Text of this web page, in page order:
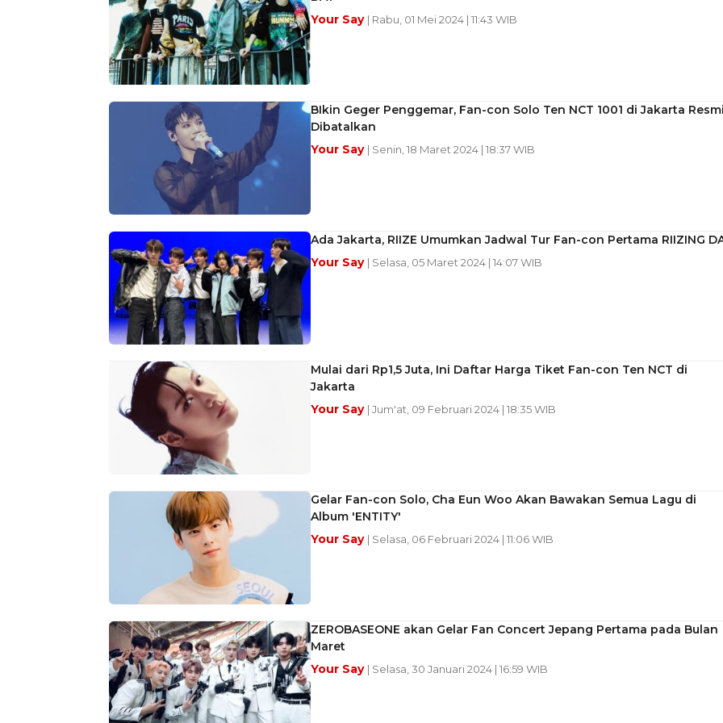
Your Say | Rabu, 01 Mei 2024 | 11:43 WIB
BIkin Geger Penggemar, Fan-con Solo Ten NCT 1001 di Jakarta
Dibatalkan
Your Say | Senin, 18 Maret 2024 | 18:37 WIB
Ada Jakarta, RIIZE Umumkan Jadwal Tur Fan-con Pertama RIIZING
Your Say | Selasa, 05 Maret 2024 | 14:07 WIB
Mulai dari Rp1,5 Juta, Ini Daftar Harga Tiket Fan-con Ten NCT di
Jakarta
Your Say | Jum'at, 09 Februari 2024 | 18:35 WIB
Gelar Fan-con Solo, Cha Eun Woo Akan Bawakan Semua Lagu di
Album 'ENTITY'
Your Say | Selasa, 06 Februari 2024 | 11:06 WIB
ZEROBASEONE akan Gelar Fan Concert Jepang Pertama pada Bulan
Maret
Your Say | Selasa, 30 Januari 2024 | 16:59 WIB